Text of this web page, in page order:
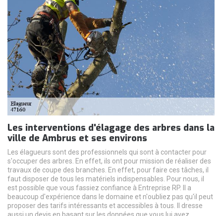
Les interventions d'élagage des arbres dans la
ville de Ambrus et ses environs
Les élagueurs sont des professionnels qui sont à contacter pour
s'occuper des arbres. En effet, ils ont pour mission de réaliser des
travaux de coupe des branches. En effet, pour faire ces tâches, il
faut disposer de tous les matériels indispensables. Pour nous, il
est possible que vous fassiez confiance à Entreprise RP. Il a
beaucoup d'expérience dans le domaine et n'oubliez pas qu'il peut
proposer des tarifs intéressants et accessibles à tous. Il dresse
aussi un devis en basant sur les données que vous lui avez